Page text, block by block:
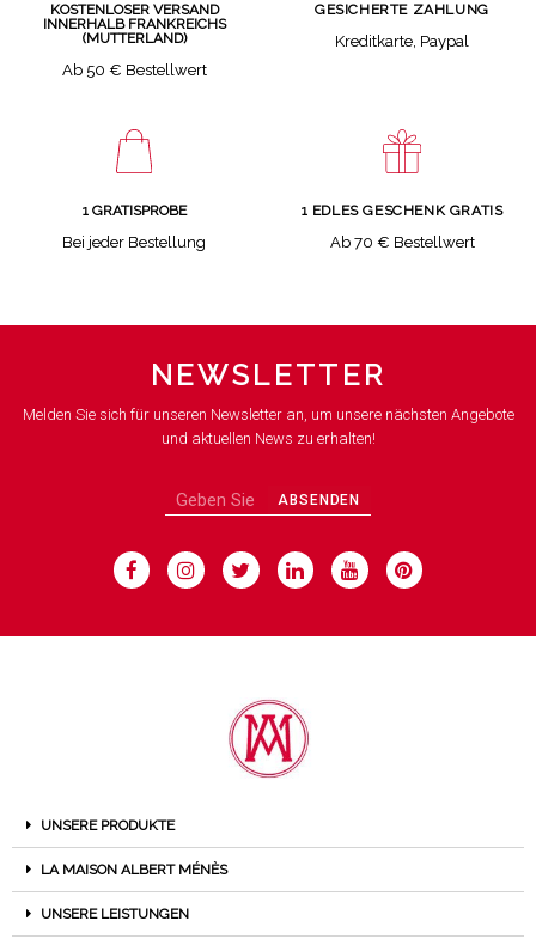
KOSTENLOSER VERSAND
INNERHALB FRANKREICHS
(MUTTERLAND)
Ab 50 € Bestellwert
GESICHERTE ZAHLUNG
Kreditkarte, Paypal
1 GRATISPROBE
Bei jeder Bestellung
1 EDLES GESCHENK GRATIS
Ab 70 € Bestellwert
NEWSLETTER
Melden Sie sich für unseren Newsletter an, um unsere nächsten Angebote
und aktuellen News zu erhalten!
ABSENDEN
UNSERE PRODUKTE
LA MAISON ALBERT MÉNÈS
UNSERE LEISTUNGEN